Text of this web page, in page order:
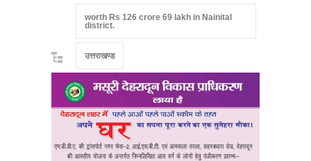
worth Rs 126 crore 69 lakh in Nainital
district.
उत्तराखण्ड